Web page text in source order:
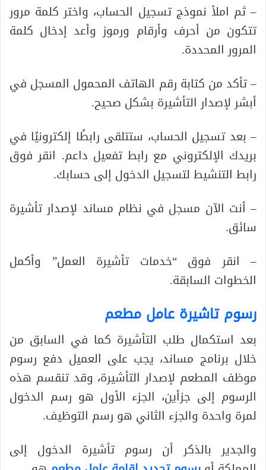
– ثم املأ نموذج تسجيل الحساب، واختر كلمة مرور
تتكون من أحرف وأرقام ورموز وأعد إدخال كلمة
المرور المحددة.
– تأكد من كتابة رقم الهاتف المحمول المسجل في
أبشر لإصدار التأشيرة بشكل صحيح.
– بعد تسجيل الحساب، ستتلقى رابطًا إلكترونيًا في
بريدك الإلكتروني مع رابط تفعيل داعم. انقر فوق
رابط التنشيط لتسجيل الدخول إلى حسابك.
– أنت الآن مسجل في نظام مساند لإصدار تأشيرة
سائق.
– انقر فوق “خدمات تأشيرة العمل” وأكمل
الخطوات السابقة.
رسوم تاشيرة عامل مطعم
بعد استكمال طلب التأشيرة كما في السابق من
خلال برنامج مساند، يجب على العميل دفع رسوم
موظف المطعم لإصدار التأشيرة، وقد تنقسم هذه
الرسوم إلى جزأين، الجزء الأول هو رسم الدخول
لمرة واحدة والجزء الثاني هو رسم التوظيف.
والجدير بالذكر أن رسوم تأشيرة الدخول إلى